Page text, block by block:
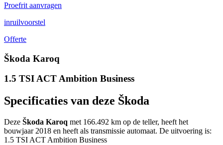
Proefrit aanvragen
inruilvoorstel
Offerte
Škoda Karoq
1.5 TSI ACT Ambition Business
Specificaties van deze Škoda
Deze Škoda Karoq met 166.492 km op de teller, heeft het
bouwjaar 2018 en heeft als transmissie automaat. De uitvoering is:
1.5 TSI ACT Ambition Business